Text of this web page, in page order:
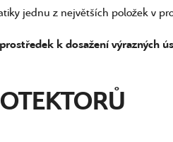
jednu z největších položek v
k dosažení výrazných